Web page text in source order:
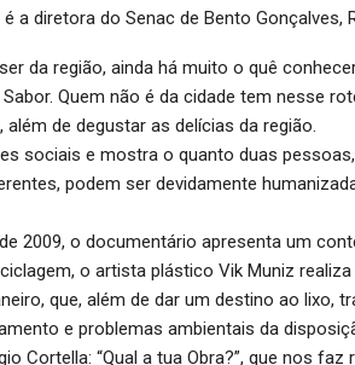
a diretora do Senac de Bento Gonçalves,
da região, ainda há muito o quê
Quem não é da cidade tem nesse
de degustar as delícias da região.
sociais e mostra o quanto duas
podem ser devidamente
2009, o documentário apresenta um
o artista plástico Vik Muniz
que, além de dar um destino ao lixo,
e problemas ambientais da
Cortella: “Qual a tua Obra?”, que nos faz